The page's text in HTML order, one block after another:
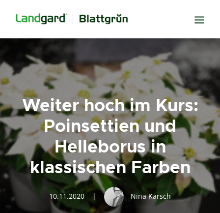
Neugier
Inspiration
Verbundenheit
Transparenz
Freude
Erfolg
Miteinander
Wissen
Suche
Weiter hoch im Kurs:
Poinsettien und
Helleborus in
klassischen Farben
10.11.2020 | Nina Karsch